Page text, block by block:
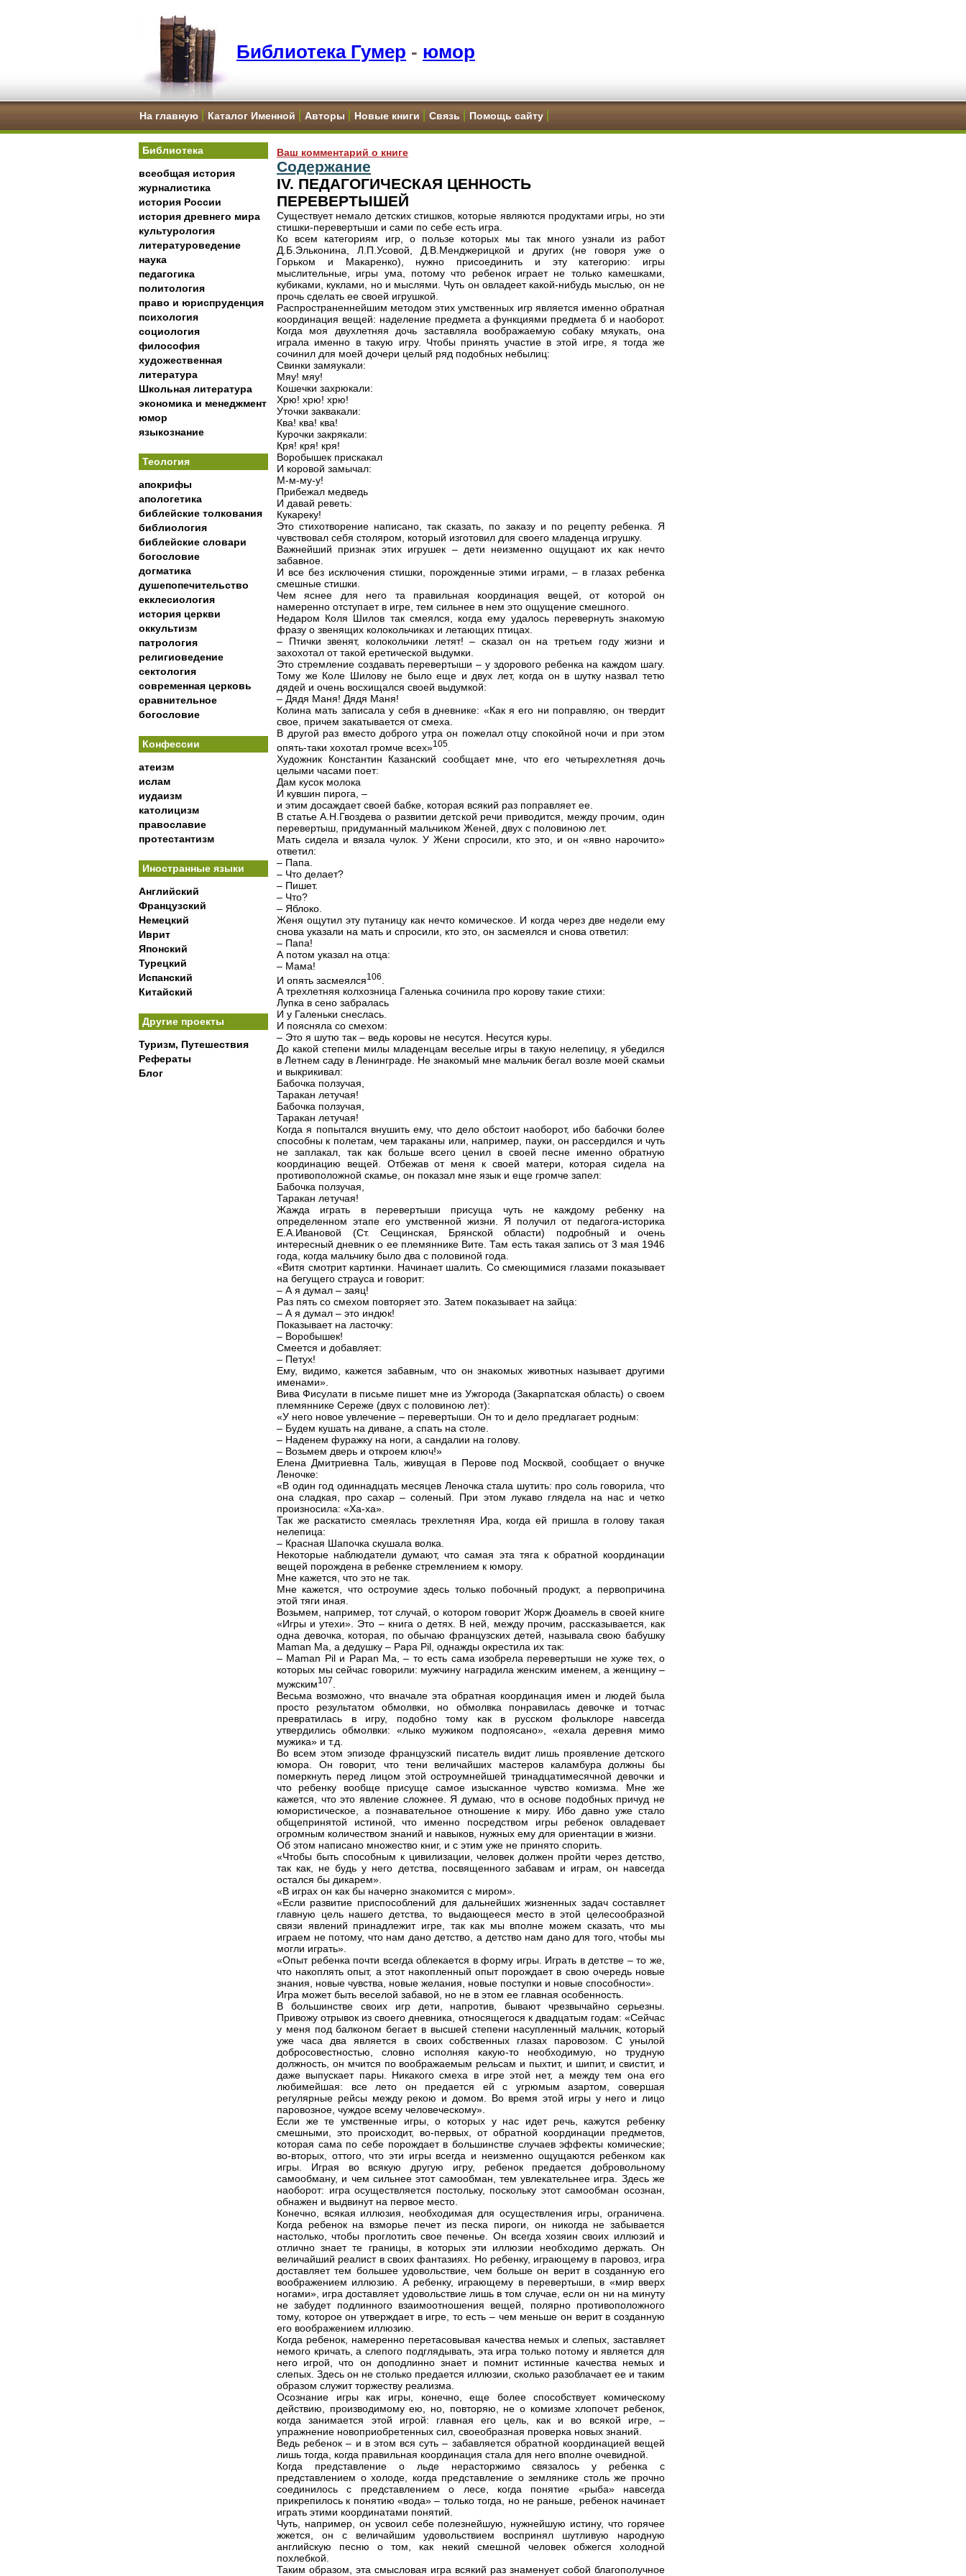
Библиотека Гумер - юмор
На главную Каталог Именной Авторы Новые книги Связь Помощь сайту
Библиотека
всеобщая история
журналистика
история России
история древнего мира
культурология
литературоведение
наука
педагогика
политология
право и юриспруденция
психология
социология
философия
художественная
литература
Школьная литература
экономика и менеджмент
юмор
языкознание
Теология
апокрифы
апологетика
библейские толкования
библиология
библейские словари
богословие
догматика
душепопечительство
екклесиология
история церкви
оккультизм
патрология
религиоведение
сектология
современная церковь
сравнительное
богословие
Конфессии
атеизм
ислам
иудаизм
католицизм
православие
протестантизм
Иностранные языки
Английский
Французский
Немецкий
Иврит
Японский
Турецкий
Испанский
Китайский
Другие проекты
Туризм, Путешествия
Рефераты
Блог
Ваш комментарий о книге
Содержание
IV. ПЕДАГОГИЧЕСКАЯ ЦЕННОСТЬ
ПЕРЕВЕРТЫШЕЙ
Существует немало детских стишков, которые являются продуктами игры, но эти
стишки-перевертыши и сами по себе есть игра.
Ко всем категориям игр, о пользе которых мы так много узнали из работ
Д.Б.Эльконина, Л.П.Усовой, Д.В.Менджерицкой и других (не говоря уже о
Горьком и Макаренко), нужно присоединить и эту категорию: игры
мыслительные, игры ума, потому что ребенок играет не только камешками,
кубиками, куклами, но и мыслями. Чуть он овладеет какой-нибудь мыслью, он не
прочь сделать ее своей игрушкой.
Распространеннейшим методом этих умственных игр является именно обратная
координация вещей: наделение предмета а функциями предмета б и наоборот.
Когда моя двухлетняя дочь заставляла воображаемую собаку мяукать, она
играла именно в такую игру. Чтобы принять участие в этой игре, я тогда же
сочинил для моей дочери целый ряд подобных небылиц:
Свинки замяукали:
Мяу! мяу!
Кошечки захрюкали:
Хрю! хрю! хрю!
Уточки заквакали:
Ква! ква! ква!
Курочки закрякали:
Кря! кря! кря!
Воробышек прискакал
И коровой замычал:
М-м-му-у!
Прибежал медведь
И давай реветь:
Кукареку!
Это стихотворение написано, так сказать, по заказу и по рецепту ребенка. Я
чувствовал себя столяром, который изготовил для своего младенца игрушку.
Важнейший признак этих игрушек – дети неизменно ощущают их как нечто
забавное.
И все без исключения стишки, порожденные этими играми, – в глазах ребенка
смешные стишки.
Чем яснее для него та правильная координация вещей, от которой он
намеренно отступает в игре, тем сильнее в нем это ощущение смешного.
Недаром Коля Шилов так смеялся, когда ему удалось перевернуть знакомую
фразу о звенящих колокольчиках и летающих птицах.
– Птички звенят, колокольчики летят! – сказал он на третьем году жизни и
захохотал от такой еретической выдумки.
Это стремление создавать перевертыши – у здорового ребенка на каждом шагу.
Тому же Коле Шилову не было еще и двух лет, когда он в шутку назвал тетю
дядей и очень восхищался своей выдумкой:
– Дядя Маня! Дядя Маня!
Колина мать записала у себя в дневнике: «Как я его ни поправляю, он твердит
свое, причем закатывается от смеха.
В другой раз вместо доброго утра он пожелал отцу спокойной ночи и при этом
опять-таки хохотал громче всех»105
Художник Константин Казанский сообщает мне, что его четырехлетняя дочь
целыми часами поет:
Дам кусок молока
И кувшин пирога, –
и этим досаждает своей бабке, которая всякий раз поправляет ее.
В статье А.Н.Гвоздева о развитии детской речи приводится, между прочим, один
перевертыш, придуманный мальчиком Женей, двух с половиною лет.
Мать сидела и вязала чулок. У Жени спросили, кто это, и он «явно нарочито»
ответил:
– Папа.
– Что делает?
– Пишет.
– Что?
– Яблоко.
Женя ощутил эту путаницу как нечто комическое. И когда через две недели ему
снова указали на мать и спросили, кто это, он засмеялся и снова ответил:
– Папа!
А потом указал на отца:
– Мама!
И опять засмеялся106
А трехлетняя колхозница Галенька сочинила про корову такие стихи:
Лупка в сено забралась
И у Галеньки снеслась.
И поясняла со смехом:
– Это я шутю так – ведь коровы не несутся. Несутся куры.
До какой степени милы младенцам веселые игры в такую нелепицу, я убедился
в Летнем саду в Ленинграде. Не знакомый мне мальчик бегал возле моей скамьи
и выкрикивал:
Бабочка ползучая,
Таракан летучая!
Бабочка ползучая,
Таракан летучая!
Когда я попытался внушить ему, что дело обстоит наоборот, ибо бабочки более
способны к полетам, чем тараканы или, например, пауки, он рассердился и чуть
не заплакал, так как больше всего ценил в своей песне именно обратную
координацию вещей. Отбежав от меня к своей матери, которая сидела на
противоположной скамье, он показал мне язык и еще громче запел:
Бабочка ползучая,
Таракан летучая!
Жажда играть в перевертыши присуща чуть не каждому ребенку на
определенном этапе его умственной жизни. Я получил от педагога-историка
Е.А.Ивановой (Ст. Сещинская, Брянской области) подробный и очень
интересный дневник о ее племяннике Вите. Там есть такая запись от 3 мая 1946
года, когда мальчику было два с половиной года.
«Витя смотрит картинки. Начинает шалить. Со смеющимися глазами показывает
на бегущего страуса и говорит:
– А я думал – заяц!
Раз пять со смехом повторяет это. Затем показывает на зайца:
– А я думал – это индюк!
Показывает на ласточку:
– Воробышек!
Смеется и добавляет:
– Петух!
Ему, видимо, кажется забавным, что он знакомых животных называет другими
именами».
Вива Фисулати в письме пишет мне из Ужгорода (Закарпатская область) о своем
племяннике Сереже (двух с половиною лет):
«У него новое увлечение – перевертыши. Он то и дело предлагает родным:
– Будем кушать на диване, а спать на столе.
– Наденем фуражку на ноги, а сандалии на голову.
– Возьмем дверь и откроем ключ!»
Елена Дмитриевна Таль, живущая в Перове под Москвой, сообщает о внучке
Леночке:
«В один год одиннадцать месяцев Леночка стала шутить: про соль говорила, что
она сладкая, про сахар – соленый. При этом лукаво глядела на нас и четко
произносила: «Ха-ха».
Так же раскатисто смеялась трехлетняя Ира, когда ей пришла в голову такая
нелепица:
– Красная Шапочка скушала волка.
Некоторые наблюдатели думают, что самая эта тяга к обратной координации
вещей порождена в ребенке стремлением к юмору.
Мне кажется, что это не так.
Мне кажется, что остроумие здесь только побочный продукт, а первопричина
этой тяги иная.
Возьмем, например, тот случай, о котором говорит Жорж Дюамель в своей книге
«Игры и утехи». Это – книга о детях. В ней, между прочим, рассказывается, как
одна девочка, которая, по обычаю французских детей, называла свою бабушку
Maman Ma, а дедушку – Papa Pil, однажды окрестила их так:
– Maman Pil и Papan Ma, – то есть сама изобрела перевертыши не хуже тех, о
которых мы сейчас говорили: мужчину наградила женским именем, а женщину –
мужским107
Весьма возможно, что вначале эта обратная координация имен и людей была
просто результатом обмолвки, но обмолвка понравилась девочке и тотчас
превратилась в игру, подобно тому как в русском фольклоре навсегда
утвердились обмолвки: «лыко мужиком подпоясано», «ехала деревня мимо
мужика» и т.д.
Во всем этом эпизоде французский писатель видит лишь проявление детского
юмора. Он говорит, что тени величайших мастеров каламбура должны бы
померкнуть перед лицом этой остроумнейшей тринадцатимесячной девочки и
что ребенку вообще присуще самое изысканное чувство комизма. Мне же
кажется, что это явление сложнее. Я думаю, что в основе подобных причуд не
юмористическое, а познавательное отношение к миру. Ибо давно уже стало
общепринятой истиной, что именно посредством игры ребенок овладевает
огромным количеством знаний и навыков, нужных ему для ориентации в жизни.
Об этом написано множество книг, и с этим уже не принято спорить.
«Чтобы быть способным к цивилизации, человек должен пройти через детство,
так как, не будь у него детства, посвященного забавам и играм, он навсегда
остался бы дикарем».
«В играх он как бы начерно знакомится с миром».
«Если развитие приспособлений для дальнейших жизненных задач составляет
главную цель нашего детства, то выдающееся место в этой целесообразной
связи явлений принадлежит игре, так как мы вполне можем сказать, что мы
играем не потому, что нам дано детство, а детство нам дано для того, чтобы мы
могли играть».
«Опыт ребенка почти всегда облекается в форму игры. Играть в детстве – то же,
что накоплять опыт, а этот накопленный опыт порождает в свою очередь новые
знания, новые чувства, новые желания, новые поступки и новые способности».
Игра может быть веселой забавой, но не в этом ее главная особенность.
В большинстве своих игр дети, напротив, бывают чрезвычайно серьезны.
Привожу отрывок из своего дневника, относящегося к двадцатым годам: «Сейчас
у меня под балконом бегает в высшей степени насупленный мальчик, который
уже часа два является в своих собственных глазах паровозом. С унылой
добросовестностью, словно исполняя какую-то необходимую, но трудную
должность, он мчится по воображаемым рельсам и пыхтит, и шипит, и свистит, и
даже выпускает пары. Никакого смеха в игре этой нет, а между тем она его
любимейшая: все лето он предается ей с угрюмым азартом, совершая
регулярные рейсы между рекою и домом. Во время этой игры у него и лицо
паровозное, чуждое всему человеческому».
Если же те умственные игры, о которых у нас идет речь, кажутся ребенку
смешными, это происходит, во-первых, от обратной координации предметов,
которая сама по себе порождает в большинстве случаев эффекты комические;
во-вторых, оттого, что эти игры всегда и неизменно ощущаются ребенком как
игры. Играя во всякую другую игру, ребенок предается добровольному
самообману, и чем сильнее этот самообман, тем увлекательнее игра. Здесь же
наоборот: игра осуществляется постольку, поскольку этот самообман осознан,
обнажен и выдвинут на первое место.
Конечно, всякая иллюзия, необходимая для осуществления игры, ограничена.
Когда ребенок на взморье печет из песка пироги, он никогда не забывается
настолько, чтобы проглотить свое печенье. Он всегда хозяин своих иллюзий и
отлично знает те границы, в которых эти иллюзии необходимо держать. Он
величайший реалист в своих фантазиях. Но ребенку, играющему в паровоз, игра
доставляет тем большее удовольствие, чем больше он верит в созданную его
воображением иллюзию. А ребенку, играющему в перевертыши, в «мир вверх
ногами», игра доставляет удовольствие лишь в том случае, если он ни на минуту
не забудет подлинного взаимоотношения вещей, полярно противоположного
тому, которое он утверждает в игре, то есть – чем меньше он верит в созданную
его воображением иллюзию.
Когда ребенок, намеренно перетасовывая качества немых и слепых, заставляет
немого кричать, а слепого подглядывать, эта игра только потому и является для
него игрой, что он доподлинно знает и помнит истинные качества немых и
слепых. Здесь он не столько предается иллюзии, сколько разоблачает ее и таким
образом служит торжеству реализма.
Осознание игры как игры, конечно, еще более способствует комическому
действию, производимому ею, но, повторяю, не о комизме хлопочет ребенок,
когда занимается этой игрой: главная его цель, как и во всякой игре, –
упражнение новоприобретенных сил, своеобразная проверка новых знаний.
Ведь ребенок – и в этом вся суть – забавляется обратной координацией вещей
лишь тогда, когда правильная координация стала для него вполне очевидной.
Когда представление о льде нерасторжимо связалось у ребенка с
представлением о холоде, когда представление о землянике столь же прочно
соединилось с представлением о лесе, когда понятие «рыба» навсегда
прикрепилось к понятию «вода» – только тогда, но не раньше, ребенок начинает
играть этими координатами понятий.
Чуть, например, он усвоил себе полезнейшую, нужнейшую истину, что горячее
жжется, он с величайшим удовольствием воспринял шутливую народную
английскую песню о том, как некий смешной человек обжегся холодной
похлебкой.
Таким образом, эта смысловая игра всякий раз знаменует собой благополучное